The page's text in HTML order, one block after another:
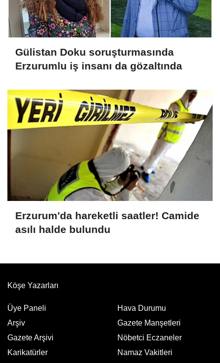
Gülistan Doku soruşturmasında
Erzurumlu iş insanı da gözaltında
Erzurum'da hareketli saatler! Camide
asılı halde bulundu
Köşe Yazarları
Üye Paneli
Arşiv
Gazete Arşivi
Karikatürler
Hava Durumu
Gazete Manşetleri
Nöbetci Eczaneler
Namaz Vakitleri